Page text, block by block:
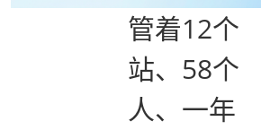
管着12个
站、58个
人、一年